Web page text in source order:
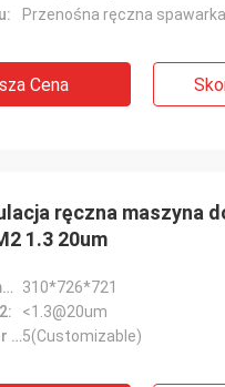
Cena
ręczna maszyna
1.3 20um
Overall Size（mm）:
310*726*721
<1.3@20um
Length Of Armor Cable(m):5(Customizable)